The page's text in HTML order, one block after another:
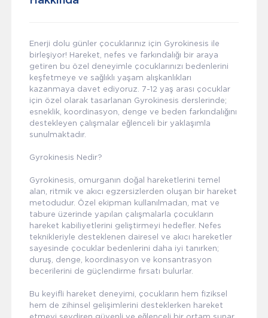
Enerji dolu günler çocuklarınız için Gyrokinesis ile
birleşiyor! Hareket, nefes ve farkındalığı bir araya
getiren bu özel deneyimle çocuklarınızı bedenlerini
keşfetmeye ve sağlıklı yaşam alışkanlıkları
kazanmaya davet ediyoruz. 7-12 yaş arası çocuklar
için özel olarak tasarlanan Gyrokinesis derslerinde;
esneklik, koordinasyon, denge ve beden farkındalığını
destekleyen çalışmalar eğlenceli bir yaklaşımla
sunulmaktadır.
Gyrokinesis Nedir?
Gyrokinesis, omurganın doğal hareketlerini temel
alan, ritmik ve akıcı egzersizlerden oluşan bir hareket
metodudur. Özel ekipman kullanılmadan, mat ve
tabure üzerinde yapılan çalışmalarla çocukların
hareket kabiliyetlerini geliştirmeyi hedefler. Nefes
teknikleriyle desteklenen dairesel ve akıcı hareketler
sayesinde çocuklar bedenlerini daha iyi tanırken;
duruş, denge, koordinasyon ve konsantrasyon
becerilerini de güçlendirme fırsatı bulurlar.
Bu keyifli hareket deneyimi, çocukların hem fiziksel
hem de zihinsel gelişimlerini desteklerken hareket
etmeyi sevdiren güvenli ve eğlenceli bir ortam sunar.